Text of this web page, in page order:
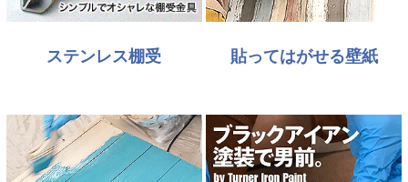
ステンレス棚受 貼ってはがせる壁紙